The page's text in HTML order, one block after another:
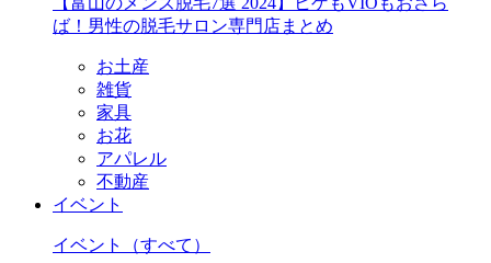
ば！男性の脱毛サロン専門店まとめ
お土産
雑貨
家具
お花
アパレル
不動産
イベント
イベント （すべて）